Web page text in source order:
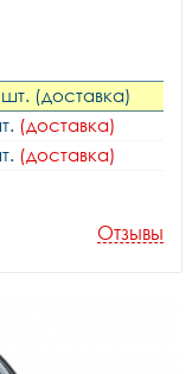
(доставка)
(доставка)
(доставка)
Отзывы